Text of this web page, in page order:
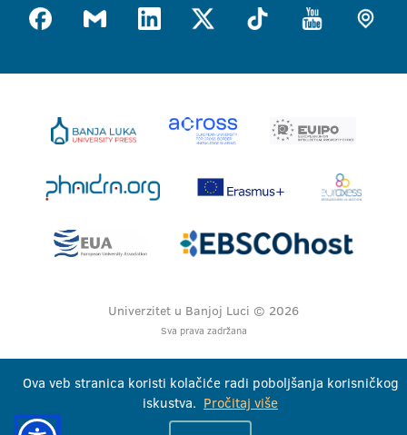
Univerzitet u Banjoj Luci © 2026
Sva prava zadržana
Ova veb stranica koristi kolačiće radi poboljšanja korisničkog
iskustva. Pročitaj više